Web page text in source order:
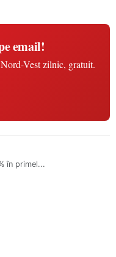
email!
Vest zilnic, gratuit.
în primel...